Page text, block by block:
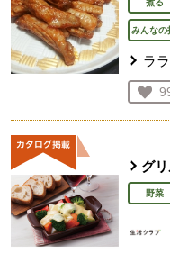
みんなの
ラ
グ
野菜